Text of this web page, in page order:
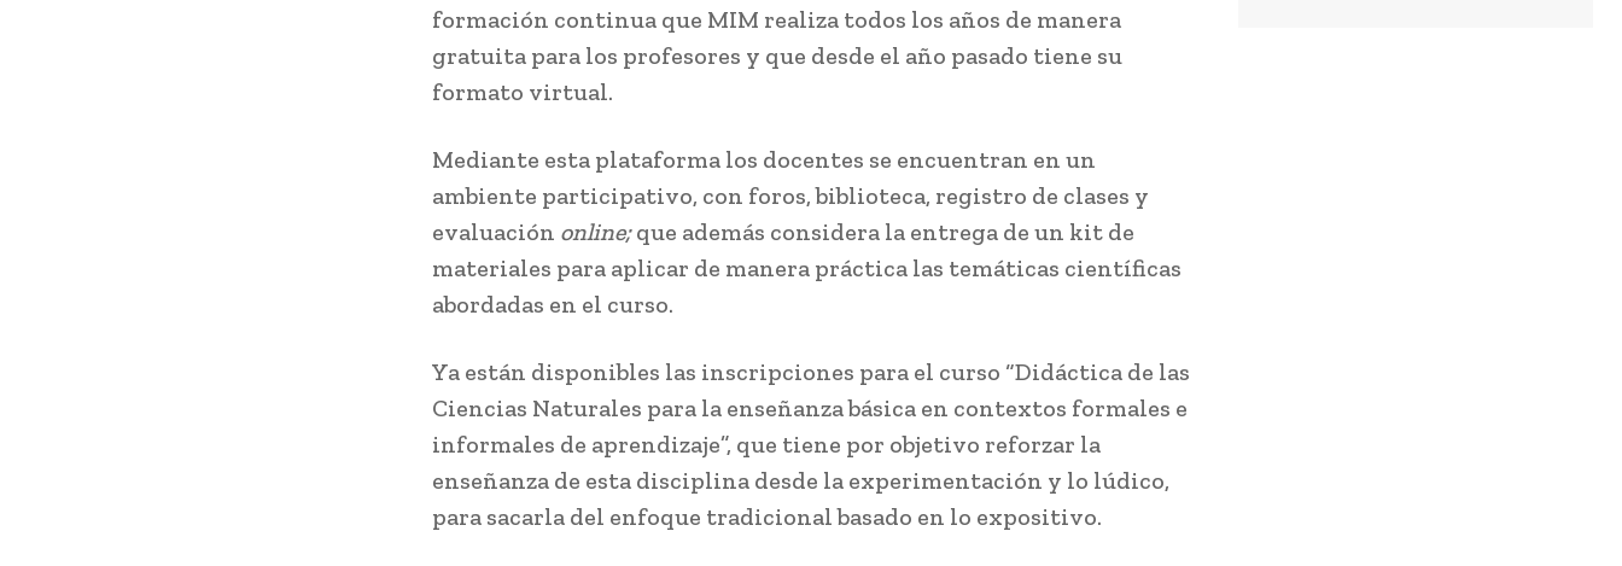
formación continua que MIM realiza todos los años de manera
gratuita para los profesores y que desde el año pasado tiene su
formato virtual.
Mediante esta plataforma los docentes se encuentran en un
ambiente participativo, con foros, biblioteca, registro de clases y
evaluación online;que además considera la entrega de un kit de
materiales para aplicar de manera práctica las temáticas científicas
abordadas en el curso.
Ya están disponibles las inscripciones para el curso “Didáctica de las
Ciencias Naturales para la enseñanza básica en contextos formales e
informales de aprendizaje”, que tiene por objetivo reforzar la
enseñanza de esta disciplina desde la experimentación y lo lúdico,
para sacarla del enfoque tradicional basado en lo expositivo.